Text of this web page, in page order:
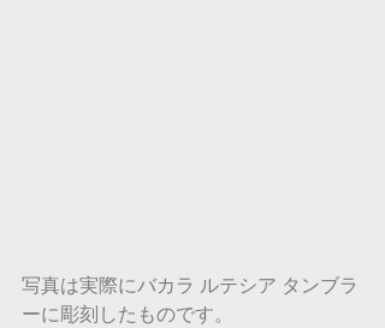
写真は実際にバカラ ルテシア タンブラ
ーに彫刻したものです。